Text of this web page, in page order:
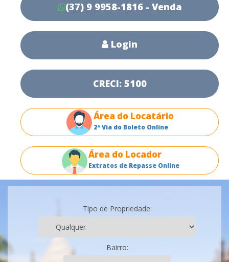
(37) 9 9958-1816 - Venda
Login
CRECI: 5100
Área do Locatário
2ª Via do Boleto Online
Área do Locador
Extratos de Repasse Online
Tipo de Propriedade:
Bairro: